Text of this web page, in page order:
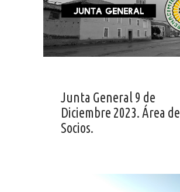
Junta General 9 de
Diciembre 2023. Área de
Socios.